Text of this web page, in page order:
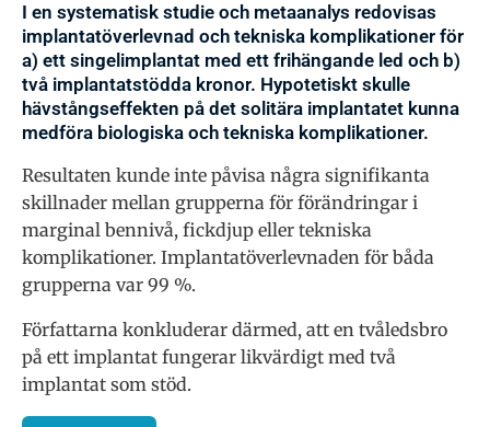
I en systematisk studie och metaanalys redovisas
implantatöverlevnad och tekniska komplikationer för
a) ett singelimplantat med ett frihängande led och b)
två implantatstödda kronor. Hypotetiskt skulle
hävstångseffekten på det solitära implantatet kunna
medföra biologiska och tekniska komplikationer.
Resultaten kunde inte påvisa några signifikanta
skillnader mellan grupperna för förändringar i
marginal bennivå, fickdjup eller tekniska
komplikationer. Implantatöverlevnaden för båda
grupperna var 99 %.
Författarna konkluderar därmed, att en tvåledsbro
på ett implantat fungerar likvärdigt med två
implantat som stöd.